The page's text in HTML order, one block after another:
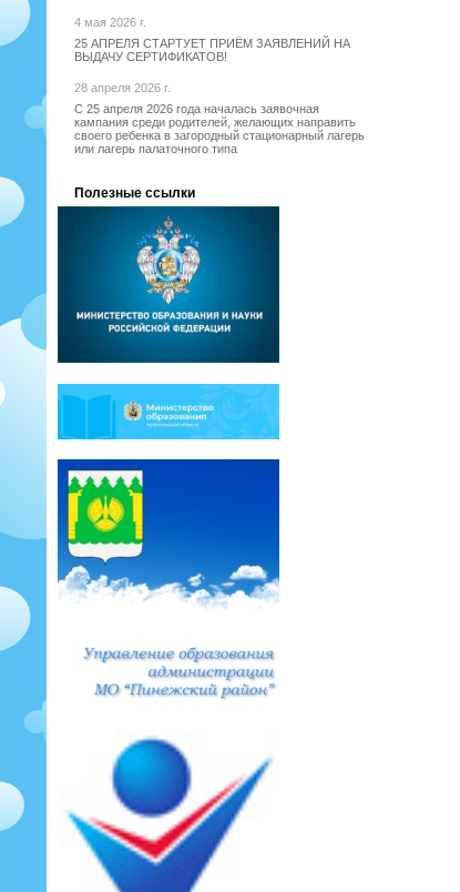
4 мая 2026 г.
25 АПРЕЛЯ СТАРТУЕТ ПРИЁМ ЗАЯВЛЕНИЙ НА
ВЫДАЧУ СЕРТИФИКАТОВ!
28 апреля 2026 г.
С 25 апреля 2026 года началась заявочная
кампания среди родителей, желающих направить
своего ребенка в загородный стационарный лагерь
или лагерь палаточного типа
Полезные ссылки